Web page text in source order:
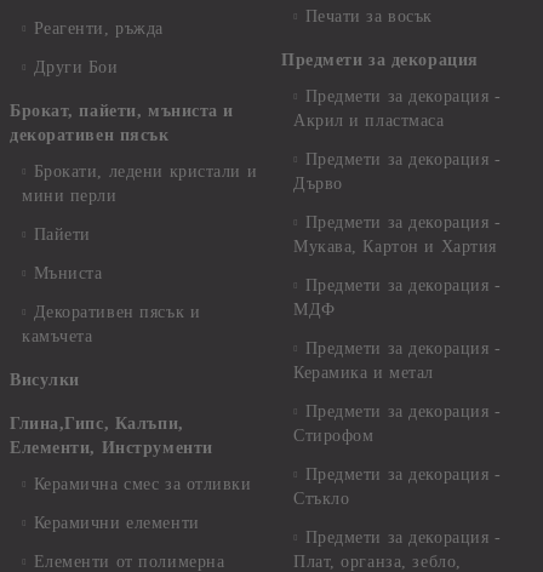
Реагенти, ръжда
Други Бои
Брокат, пайети, мъниста и
декоративен пясък
Брокати, ледени кристали и
мини перли
Пайети
Мъниста
Декоративен пясък и
камъчета
Висулки
Глина,Гипс, Калъпи,
Елементи, Инструменти
Керамична смес за отливки
Керамични елементи
Елементи от полимерна
Печати за восък
Предмети за декорация
Предмети за декорация -
Акрил и пластмаса
Предмети за декорация -
Дърво
Предмети за декорация -
Мукава, Картон и Хартия
Предмети за декорация -
МДФ
Предмети за декорация -
Керамика и метал
Предмети за декорация -
Стирофом
Предмети за декорация -
Стъкло
Предмети за декорация -
Плат, органза, зебло,